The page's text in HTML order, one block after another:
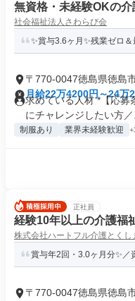
無資格・未経験OKの
社会福祉法人さわらび会
✨賞与3.6ヶ月✨残業ゼロ
〒770-0047徳島県徳島
月給22万4200円～24万
求めている人材 *【応募
にチャレンジしたい方／
制服あり 業界未経験歓迎
正社員
経験10年以上の介護福
株式会社ハートフル介護とくし
賞与年2回・3.0ヶ月分✨／
〒770-0047徳島県徳島